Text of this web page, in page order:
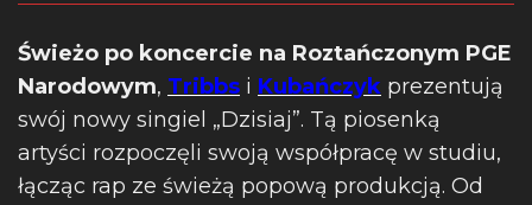
Świeżo po koncercie na Roztańczonym PGE
Narodowym, Tribbs i Kubańczyk prezentują
swój nowy singiel „Dzisiaj”. Tą piosenką
artyści rozpoczęli swoją współpracę w studiu,
łącząc rap ze świeżą popową produkcją. Od